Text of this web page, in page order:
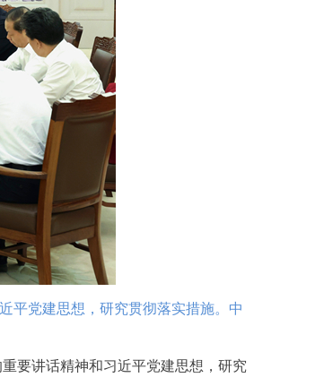
平党建思想，研究贯彻落实措施。中
要讲话精神和习近平党建思想，研究